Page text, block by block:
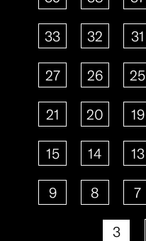
33 32 31
27 26 25
21 20 19
15 14 13
9 8 7
3